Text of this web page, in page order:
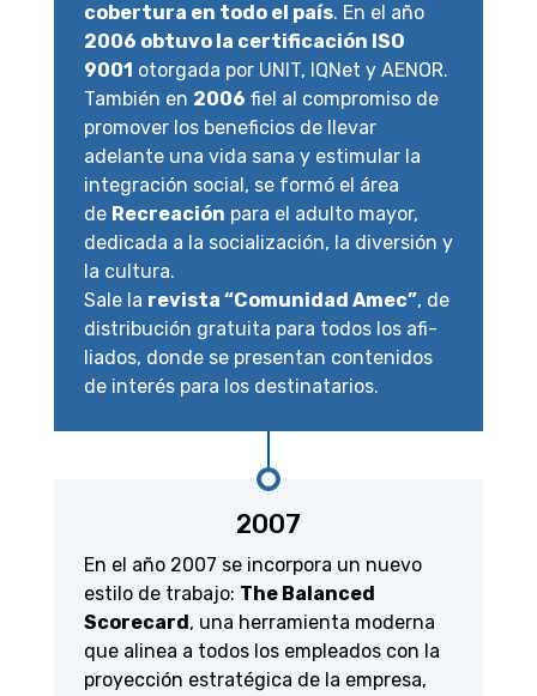
cobertura en todo el país. En el año
2006 obtuvo la certificación ISO
9001 otorgada por UNIT, IQNet y AENOR.
También en 2006 fiel al compromiso de
promover los beneficios de llevar
adelante una vida sana y estimular la
integración social, se formó el área
de Recreación para el adulto mayor,
dedicada a la socialización, la diversión y
la cultura.
Sale la revista “Comunidad Amec”, de
distribución gratuita para todos los afi­
liados, donde se presentan contenidos
de interés para los destinatarios.
2007
En el año 2007 se incorpora un nuevo
estilo de trabajo: The Balanced
Scorecard , una herramienta moderna
que alinea a todos los empleados con la
proyección estratégica de la empresa,